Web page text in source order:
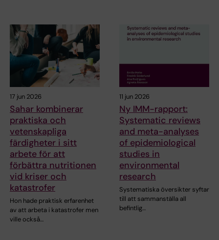
17 jun 2026
Sahar kombinerar
praktiska och
vetenskapliga
färdigheter i sitt
arbete för att
förbättra nutritionen
vid kriser och
katastrofer
Hon hade praktisk erfarenhet
av att arbeta i katastrofer men
ville också…
11 jun 2026
Ny IMM-rapport:
Systematic reviews
and meta-analyses
of epidemiological
studies in
environmental
research
Systematiska översikter syftar
till att sammanställa all
befintlig…